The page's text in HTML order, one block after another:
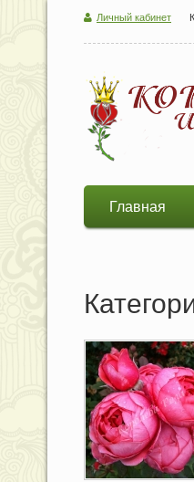
Личный кабинет
Главная